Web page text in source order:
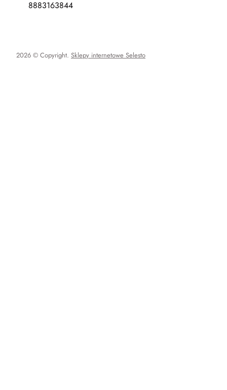
8883163844
2026 © Copyright. Sklepy internetowe Selesto